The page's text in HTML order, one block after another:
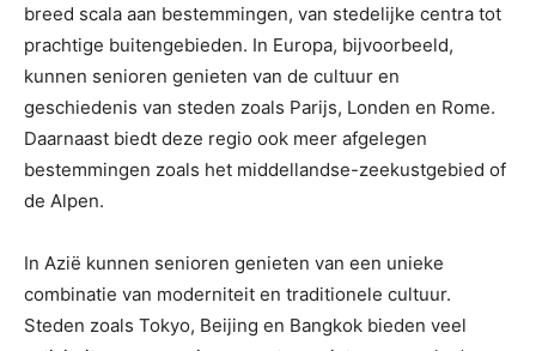
breed scala aan bestemmingen, van stedelijke centra tot
prachtige buitengebieden. In Europa, bijvoorbeeld,
kunnen senioren genieten van de cultuur en
geschiedenis van steden zoals Parijs, Londen en Rome.
Daarnaast biedt deze regio ook meer afgelegen
bestemmingen zoals het middellandse-zeekustgebied of
de Alpen.
In Azië kunnen senioren genieten van een unieke
combinatie van moderniteit en traditionele cultuur.
Steden zoals Tokyo, Beijing en Bangkok bieden veel